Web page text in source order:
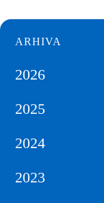
ARHIVA
2026
2025
2024
2023